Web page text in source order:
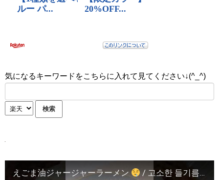
気になるキーワードをこちらに入れて見てください↓(^_^)
えごま油ジャージャーラーメン / 고소한 들기름 짜장라면 먹방